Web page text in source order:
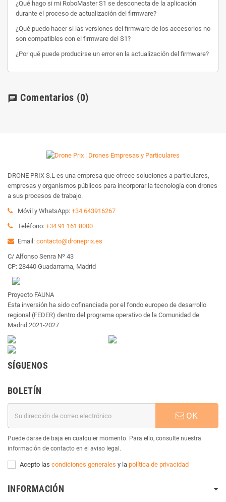
¿Qué hago si mi RoboMaster S1 se desconecta de la aplicación
durante el proceso de actualización del firmware?
¿Qué puedo hacer si las versiones del firmware de los accesorios no
son compatibles con el firmware del S1?
¿Por qué puede producirse un error en la actualización del firmware?
chat Comentarios (0)
DRONE PRIX S.L es una empresa que ofrece soluciones a particulares,
empresas y organismos públicos para incorporar la tecnología con drones
a sus procesos de trabajo.
Móvil y WhatsApp: +34 643916267
Teléfono: +34 91 161 8000
Email: contacto@droneprix.es
C/ Alfonso Senra Nº 43
CP: 28440 Guadarrama, Madrid
Proyecto FAUNA
Esta inversión ha sido cofinanciada por el fondo europeo de desarrollo
regional (FEDER) dentro del programa operativo de la Comunidad de
Madrid 2021-2027
SÍGUENOS
BOLETÍN
OK
Puede darse de baja en cualquier momento. Para ello, consulte nuestra
información de contacto en el aviso legal.
Acepto las condiciones generales y la política de privacidad
INFORMACIÓN